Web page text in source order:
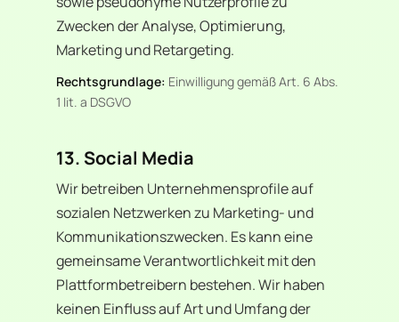
Zwecken der Analyse, Optimierung,
Marketing und Retargeting.
Rechtsgrundlage: Einwilligung gemäß Art. 6 Abs.
1 lit. a DSGVO
13. Social Media
Wir betreiben Unternehmensprofile auf
sozialen Netzwerken zu Marketing- und
Kommunikationszwecken. Es kann eine
gemeinsame Verantwortlichkeit mit den
Plattformbetreibern bestehen. Wir haben
keinen Einfluss auf Art und Umfang der